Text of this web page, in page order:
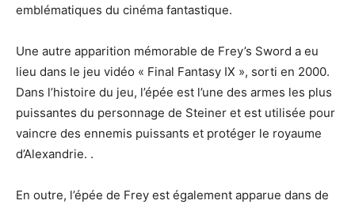
emblématiques du cinéma fantastique.
Une autre apparition mémorable de Frey’s Sword a eu
lieu dans le jeu vidéo « Final Fantasy IX », sorti en 2000.
Dans l’histoire du jeu, l’épée est l’une des armes les plus
puissantes du personnage de Steiner et est utilisée pour
vaincre des ennemis puissants et protéger le royaume
d’Alexandrie. .
En outre, l’épée de Frey est également apparue dans de